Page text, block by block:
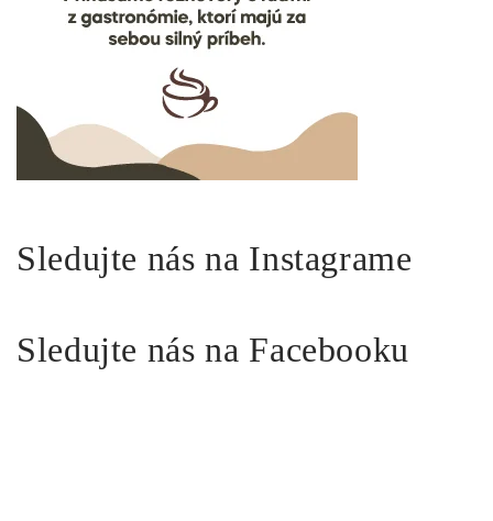
Sledujte nás na Instagrame
Sledujte nás na Facebooku